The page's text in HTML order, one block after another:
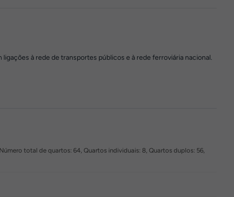
à rede de transportes públicos e à rede ferroviária nacional.
total de quartos: 64, Quartos individuais: 8, Quartos duplos: 56,